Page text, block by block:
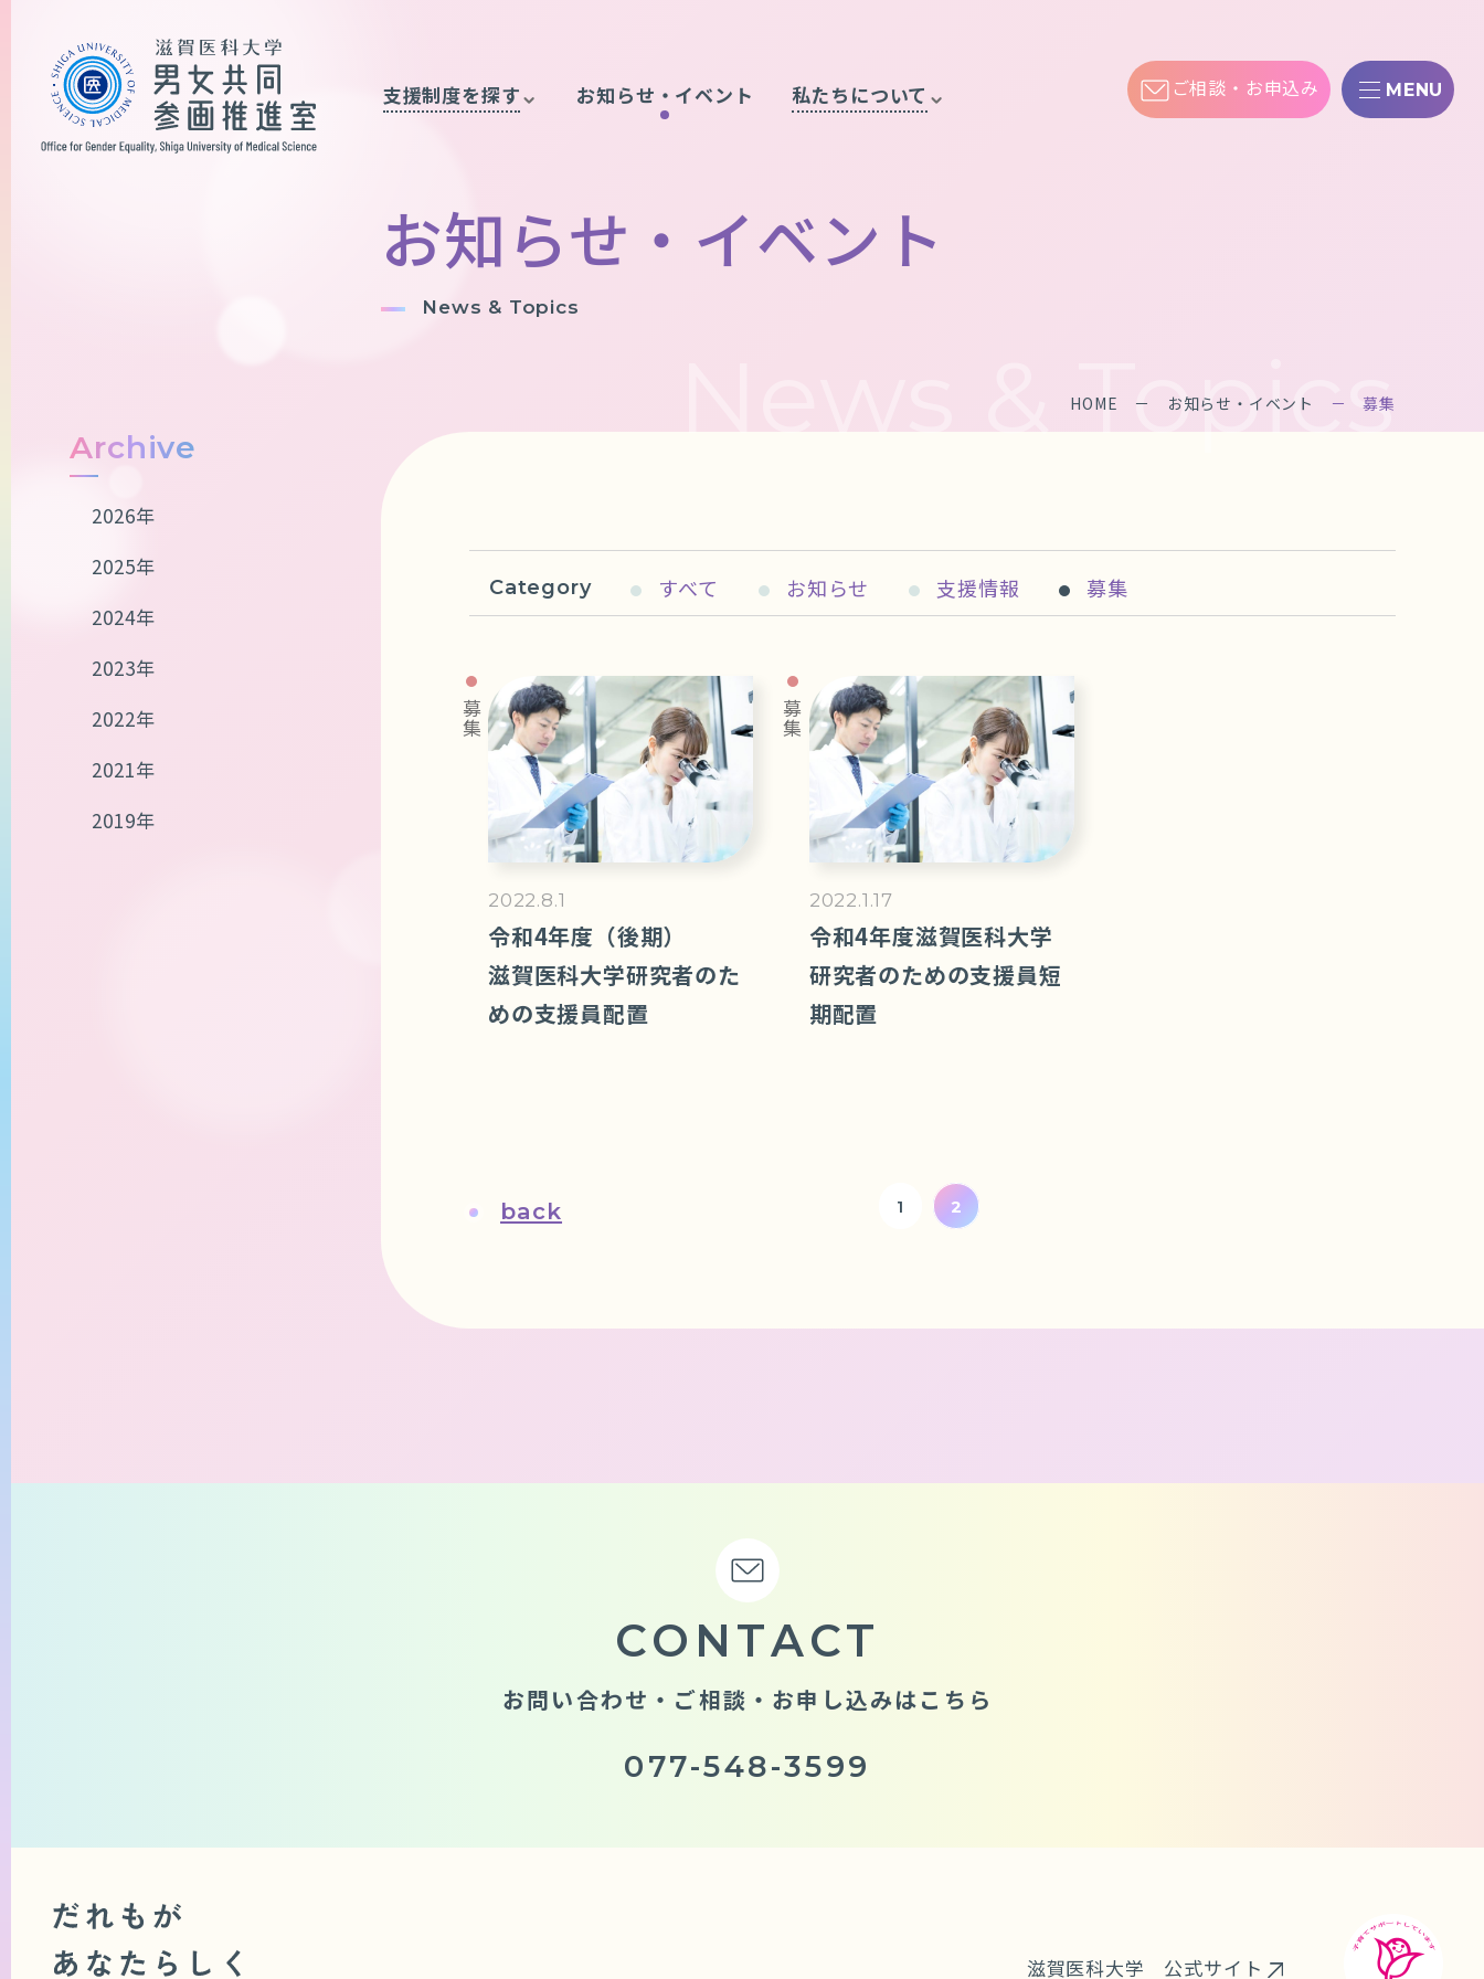
支援制度を探す お知らせ・イベント 私たちについて ご相談・お申込み
お知らせ・イベント
News & Topics
HOME お知らせ・イベント 募集
Category すべて お知らせ 支援情報 募集
募集
2022.8.1
令和4年度（後期）
滋賀医科大学研究者のた
めの支援員配置
募集
2022.1.17
令和4年度滋賀医科大学
研究者のための支援員短
期配置
投
ゲ
back 1 2
Archive
2026年
2025年
2024年
2023年
2022年
2021年
2019年
CONTACT
お問い合わせ・ご相談・お申し込みはこちら
077-548-3599
滋賀医科大学 公式サイト